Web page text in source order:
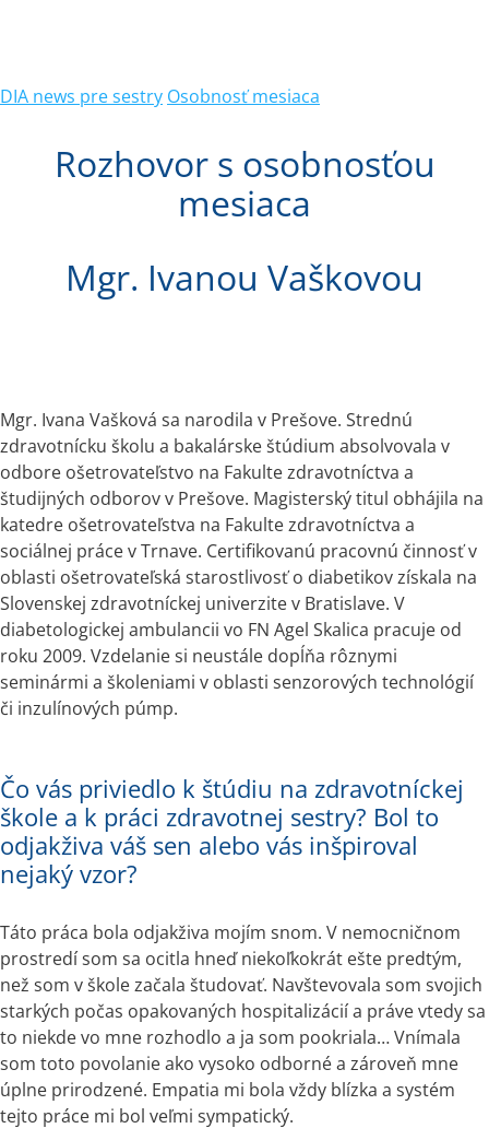
DIA news pre sestry Osobnosť mesiaca
Rozhovor s osobnosťou
mesiaca
Mgr. Ivanou Vaškovou
Mgr. Ivana Vašková sa narodila v Prešove. Strednú
zdravotnícku školu a bakalárske štúdium absolvovala v
odbore ošetrovateľstvo na Fakulte zdravotníctva a
študijných odborov v Prešove. Magisterský titul obhájila na
katedre ošetrovateľstva na Fakulte zdravotníctva a
sociálnej práce v Trnave. Certifikovanú pracovnú činnosť v
oblasti ošetrovateľská starostlivosť o diabetikov získala na
Slovenskej zdravotníckej univerzite v Bratislave. V
diabetologickej ambulancii vo FN Agel Skalica pracuje od
roku 2009. Vzdelanie si neustále dopĺňa rôznymi
seminármi a školeniami v oblasti senzorových technológií
či inzulínových púmp.
Čo vás priviedlo k štúdiu na zdravotníckej
škole a k práci zdravotnej sestry? Bol to
odjakživa váš sen alebo vás inšpiroval
nejaký vzor?
Táto práca bola odjakživa mojím snom. V nemocničnom
prostredí som sa ocitla hneď niekoľkokrát ešte predtým,
než som v škole začala študovať. Navštevovala som svojich
starkých počas opakovaných hospitalizácií a práve vtedy sa
to niekde vo mne rozhodlo a ja som pookriala… Vnímala
som toto povolanie ako vysoko odborné a zároveň mne
úplne prirodzené. Empatia mi bola vždy blízka a systém
tejto práce mi bol veľmi sympatický.